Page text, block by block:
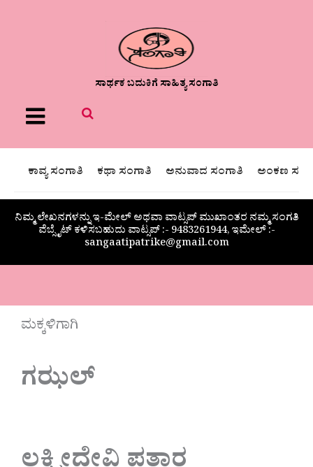
ಸಾರ್ಥಕ ಬದುಕಿಗೆ ಸಾಹಿತ್ಯ ಸಂಗಾತಿ
Menu
ಕಾವ್ಯ ಸಂಗಾತಿ ಕಥಾ ಸಂಗಾತಿ ಅನುವಾದ ಸಂಗಾತಿ ಅಂಕಣ
ನಿಮ್ಮ ಲೇಖನಗಳನ್ನು ಇ-ಮೇಲ್ ಅಥವಾ ವಾಟ್ಸಪ್ ಮುಖಾಂತರ ನಮ್ಮ ಸಂಗತಿ
ವೆಬ್ಸೈಟ್ ಕಳಿಸಬಹುದು ವಾಟ್ಸಪ್‌ :- 9483261944, ಇಮೇಲ್ :-
sangaatipatrike@gmail.com
ಮಕ್ಕಳಿಗಾಗಿ
ಗಝಲ್